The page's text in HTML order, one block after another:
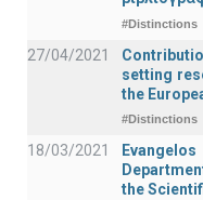
#Distinctions
27/04/2021
setting
the
#Distinctions
18/03/2021
the